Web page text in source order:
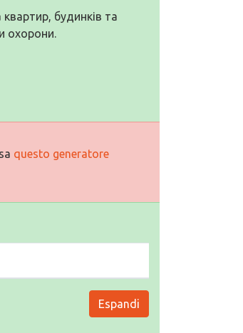
будинків та
охорони.
questo generatore
Espandi